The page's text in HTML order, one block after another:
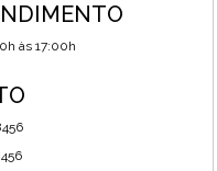
às 17:00h